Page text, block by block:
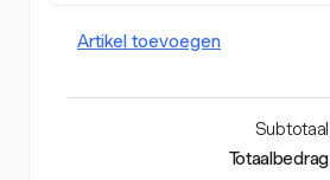
Artikel toevoegen
Subtotaal
Totaalbedrag